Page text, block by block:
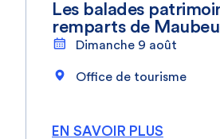
Les balades
remparts de
Dimanche 9 août
Office de tourisme
EN SAVOIR PLUS